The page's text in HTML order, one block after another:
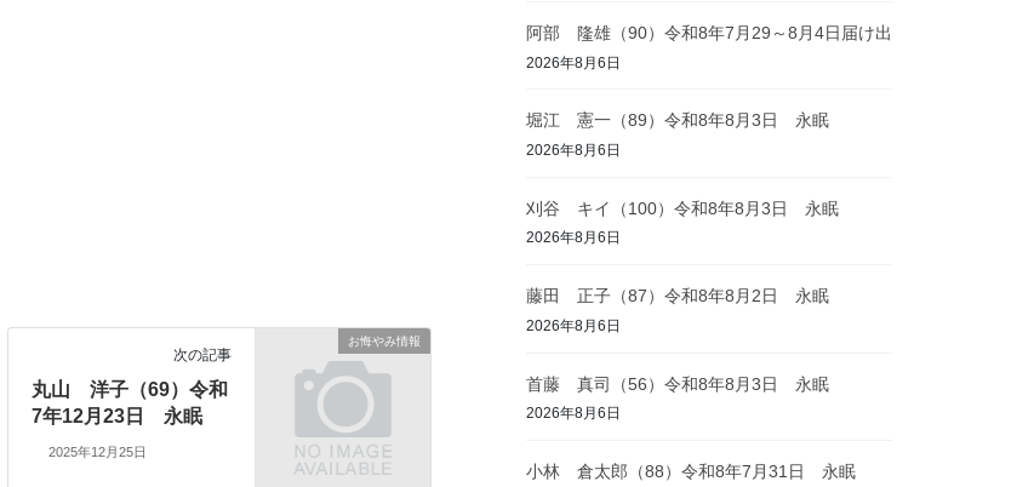
お悔やみ情報
次の記事
丸山 洋子（69）令和
7年12月23日 永眠
2025年12月25日
阿部 隆雄（90）令和8年7月29～8月4日届け出
2026年8月6日
堀江 憲一（89）令和8年8月3日 永眠
2026年8月6日
刈谷 キイ（100）令和8年8月3日 永眠
2026年8月6日
藤田 正子（87）令和8年8月2日 永眠
2026年8月6日
首藤 真司（56）令和8年8月3日 永眠
2026年8月6日
小林 倉太郎（88）令和8年7月31日 永眠